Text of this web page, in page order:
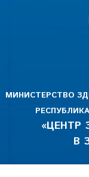
МИНИСТЕРСТВО
«ЦЕНТР
В